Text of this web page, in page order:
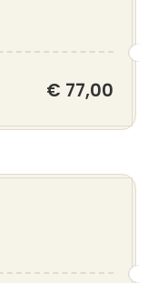
€ 77,00